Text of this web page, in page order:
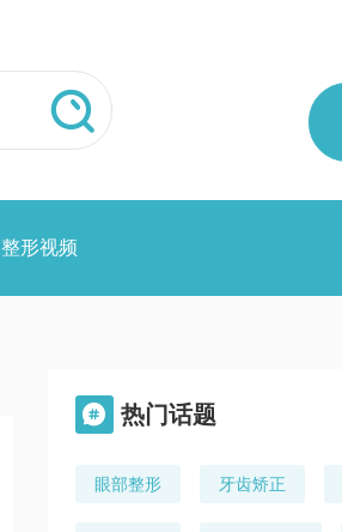

整形视频
 热门话题
眼部整形 牙齿矫正